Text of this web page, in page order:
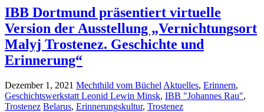
IBB Dortmund präsentiert virtuelle
Version der Ausstellung „Vernichtungsort
Malyj Trostenez. Geschichte und
Erinnerung“
Dezember 1, 2021 Mechthild vom Büchel Aktuelles, Erinnern,
Geschichtswerkstatt Leonid Lewin Minsk, IBB "Johannes Rau",
Trostenez Belarus, Erinnerungskultur, Trostenez